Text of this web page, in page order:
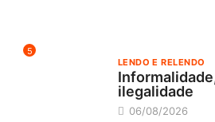
5
LENDO E RELENDO
ilegalidade
06/08/2026